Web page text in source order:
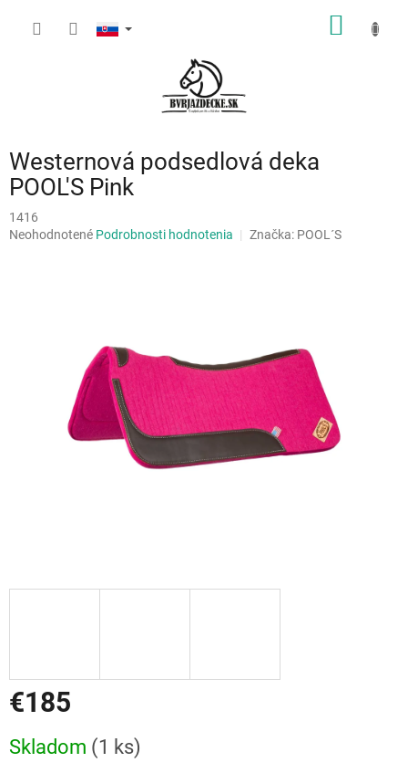
Westernová podsedlová deka
POOL'S Pink
1416
Priemerné
Neohodnotené Podrobnosti hodnotenia Značka: POOL´S
€185
cena:
Skladom (1 ks)